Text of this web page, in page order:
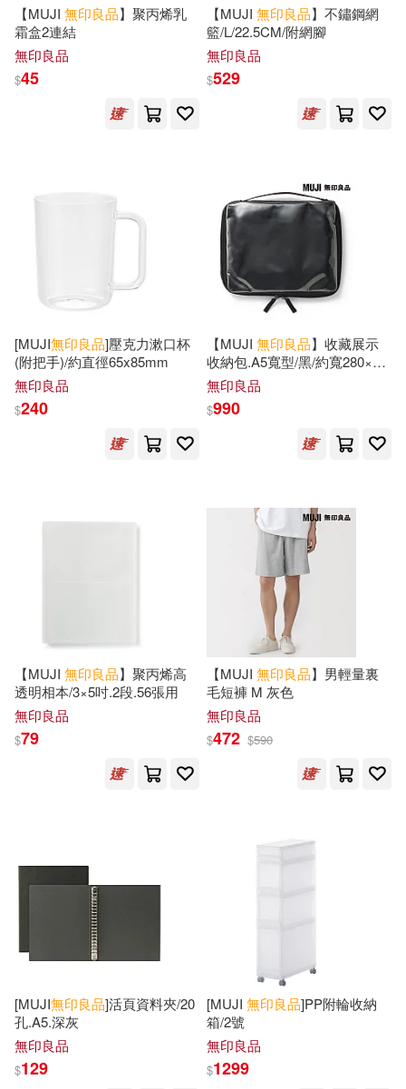
【MUJI 無印良品】聚丙烯乳
霜盒2連結
無印良品
$45
【MUJI 無印良品】不鏽鋼網
籃/L/22.5CM/附網腳
無印良品
$529
[MUJI無印良品]壓克力漱口杯
(附把手)/約直徑65x85mm
無印良品
$240
【MUJI 無印良品】收藏展示
收納包.A5寬型/黑/約寬280×高
220×深35mm
無印良品
$990
【MUJI 無印良品】聚丙烯高
透明相本/3×5吋.2段.56張用
無印良品
$79
【MUJI 無印良品】男輕量裏
毛短褲 M 灰色
無印良品
$472 $590
[MUJI無印良品]活頁資料夾/20
孔.A5.深灰
無印良品
$129
[MUJI 無印良品]PP附輪收納
箱/2號
無印良品
$1299